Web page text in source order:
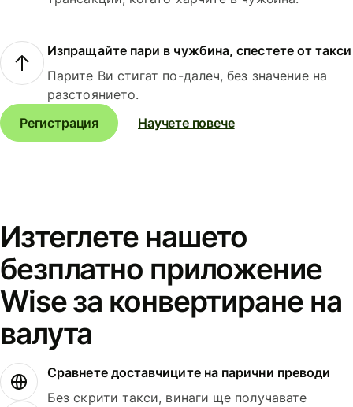
Изпращайте пари в чужбина, спестете от такси
Парите Ви стигат по-далеч, без значение на
разстоянието.
Регистрация
Научете повече
Изтеглете нашето
безплатно приложение
Wise за конвертиране на
валута
Сравнете доставчиците на парични преводи
Без скрити такси, винаги ще получавате